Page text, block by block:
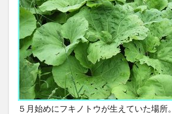
５月始めにフキノトウが生えていた場所。